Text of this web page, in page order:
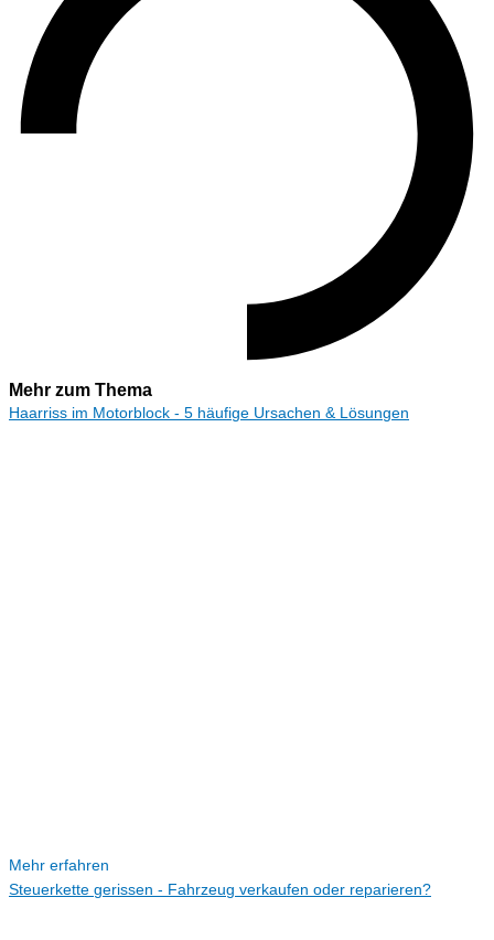
Mehr zum Thema
Haarriss im Motorblock - 5 häufige Ursachen & Lösungen
Mehr erfahren
Steuerkette gerissen - Fahrzeug verkaufen oder reparieren?